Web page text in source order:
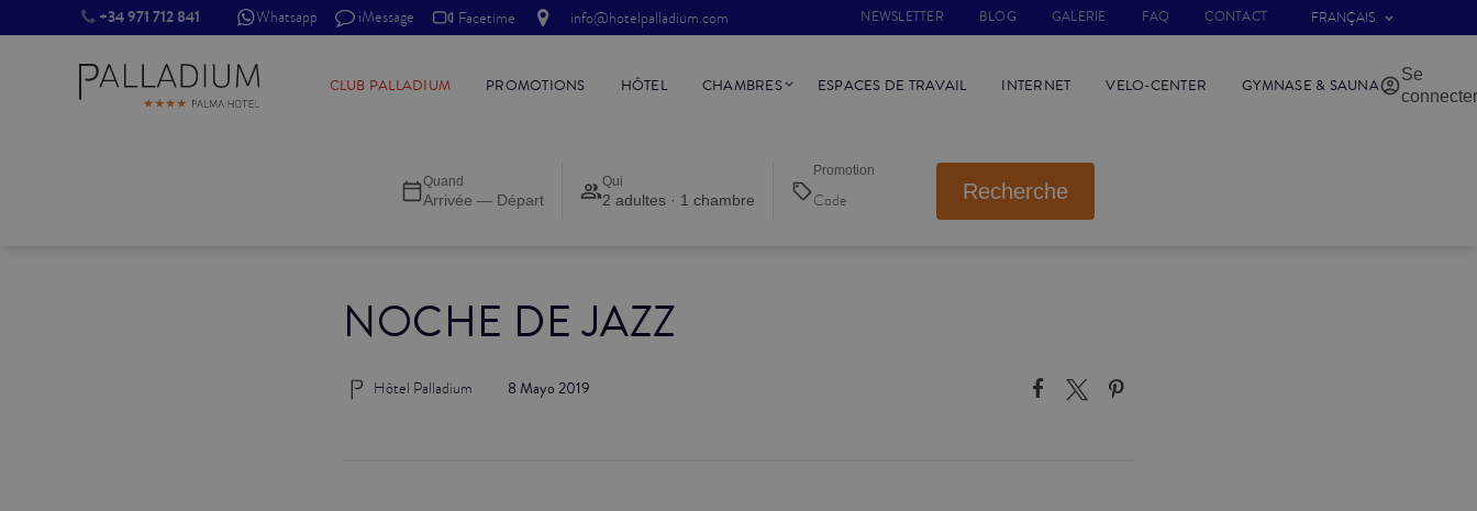
NOCHE DE JAZZ
8 Mayo 2019
Hôtel Palladium
+34 971 712 841 Whatsapp iMessage Facetime info@hotelpalladium.com NEWSLETTER BLOG GALERIE FAQ CONTACT FRANÇAIS
CLUB PALLADIUM PROMOTIONS HÔTEL CHAMBRES ESPACES DE TRAVAIL INTERNET VELO-CENTER GYMNASE & SAUNA
Se
connecter
Quand
Arrivée — Départ
Qui
2 adultes · 1 chambre
Promotion
Recherche
SINGLE RED